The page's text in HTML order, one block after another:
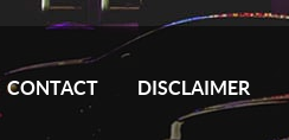
CONTACT DISCLAIMER